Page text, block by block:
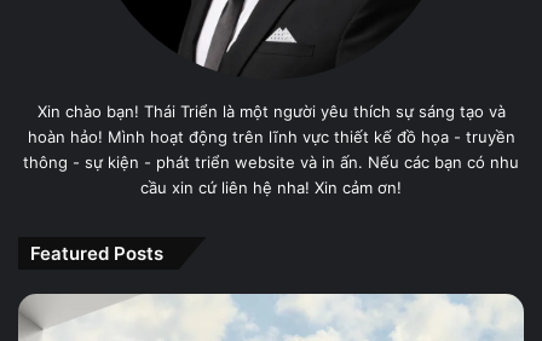
Xin chào bạn! Thái Triển là một người yêu thích sự sáng tạo và
hoàn hảo! Mình hoạt động trên lĩnh vực thiết kế đồ họa - truyền
thông - sự kiện - phát triển website và in ấn. Nếu các bạn có nhu
cầu xin cứ liên hệ nha! Xin cảm ơn!
Featured Posts
PANTONE
11-